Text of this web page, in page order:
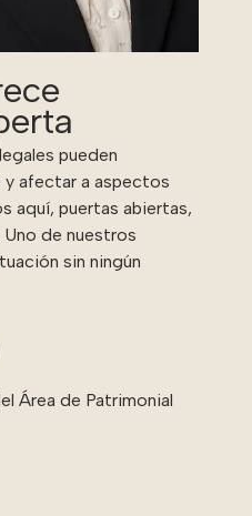
pueden
afectar a aspectos
aquí, puertas abiertas,
de nuestros
sin ningún
Área de Patrimonial